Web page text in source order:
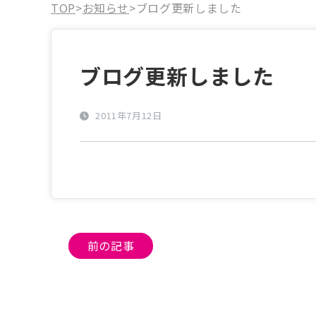
TOP>お知らせ>ブログ更新しました
ブログ更新しました
2011年7月12日
投
稿
前の記事